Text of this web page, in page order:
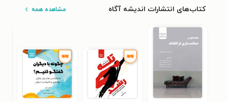
کتاب‌های انتشارات اندیشه آگاه مشاهده همه